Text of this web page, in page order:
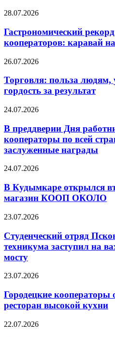
28.07.2026
Гастрономический
кооператоров: каравай
26.07.2026
Торговля: польза людям,
гордость за результат
24.07.2026
В преддверии Дня
кооператоры по всей
заслуженные награды
24.07.2026
В Кудымкаре открылся
магазин КООП ОКОЛО
23.07.2026
Студенческий отряд
техникума заступил на
мосту
23.07.2026
Городецкие
ресторан высокой кухни
22.07.2026